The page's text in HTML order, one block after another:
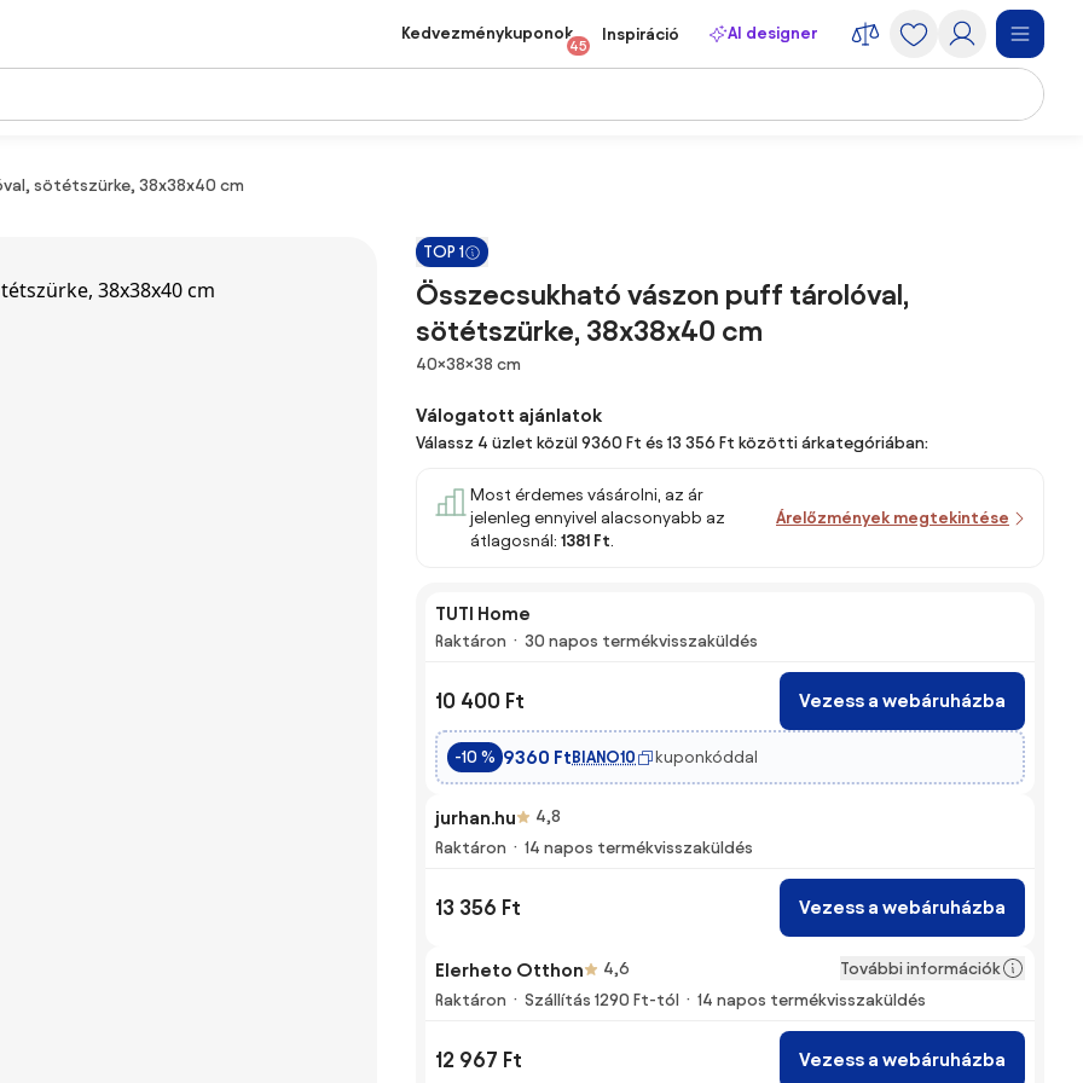
Kedvezménykuponok
45
Inspiráció AI designer
sötétszürke, 38x38x40 cm
TOP 1
Összecsukható vászon puff tárolóval,
sötétszürke, 38x38x40 cm
Méretek
40×38×38 cm
Válogatott ajánlatok
Válassz 4 üzlet közül 9360 Ft és 13 356 Ft közötti árkategóriában:
Most érdemes vásárolni, az ár
jelenleg ennyivel alacsonyabb az
átlagosnál: 1381 Ft.
Árelőzmények megtekintése
TUTI Home
Raktáron 30 napos termékvisszaküldés
10 400 Ft Vezess a webáruházba
-10 % 9360 FtBIANO10 kuponkóddal
jurhan.hu
4,8
Raktáron
14 napos termékvisszaküldés
13 356 Ft Vezess a webáruházba
Elerheto Otthon 4,6
További információk
Raktáron
Szállítás 1290 Ft-tól 14 napos termékvisszaküldés
12 967 Ft Vezess a webáruházba